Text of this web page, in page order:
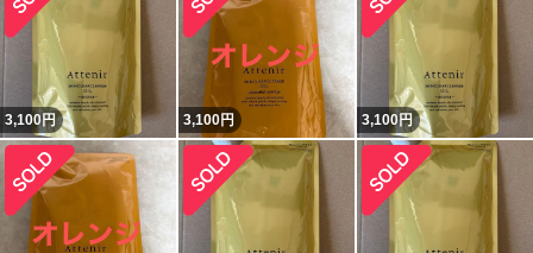
3,100円 3,100円 3,100円